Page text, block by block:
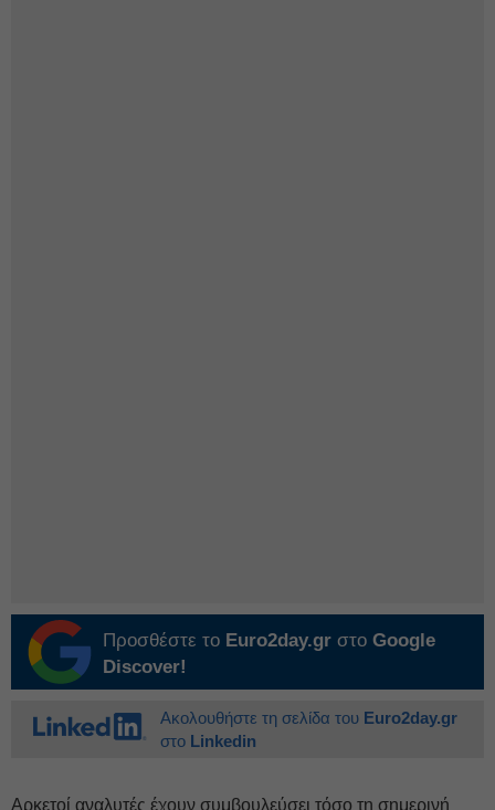
Προσθέστε το Euro2day.gr στο Google
Discover!
Ακολουθήστε τη σελίδα του Euro2day.gr
στο Linkedin
Αρκετοί αναλυτές έχουν συμβουλεύσει τόσο τη σημερινή